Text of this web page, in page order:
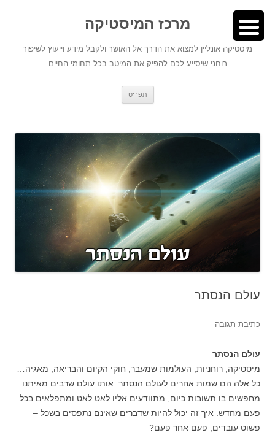
לתוכן
מרכז המיסטיקה
מיסטיקה אונליין למצוא את הדרך אל האושר ולקבל מידע וייעוץ לשיפור
רוחני שיסייע לכם להפיק את המיטב בכל תחומי החיים
תפריט
עולם הנסתר
כתיבת תגובה
עולם הנסתר
מיסטיקה, רוחניות, העולמות שמעבר, חוקי הקיום והבריאה, מאגיה…
כל אלה הם שמות אחרים לעולם הנסתר. אותו עולם שרבים מאיתנו
מחפשים בו תשובות כיום, מתוודעים אליו לאט לאט ומתפלאים בכל
פעם מחדש. איך זה יכול להיות שדברים שאינם נתפסים בשכל –
פשוט עובדים, פעם אחר פעם?